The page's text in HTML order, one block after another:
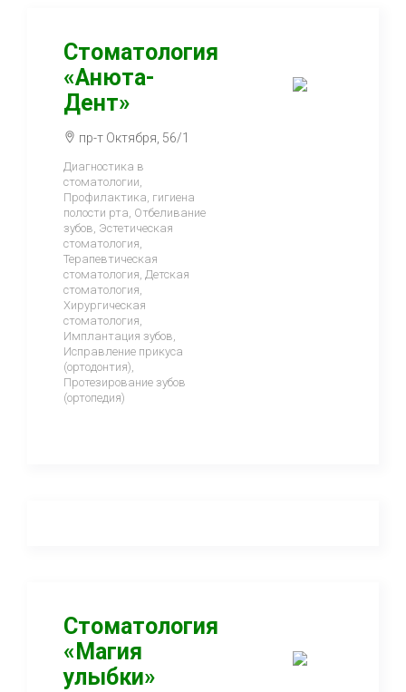
Стоматология
«Анюта-
Дент»
пр-т Октября, 56/1
Диагностика в
стоматологии,
Профилактика, гигиена
полости рта, Отбеливание
зубов, Эстетическая
стоматология,
Терапевтическая
стоматология, Детская
стоматология,
Хирургическая
стоматология,
Имплантация зубов,
Исправление прикуса
(ортодонтия),
Протезирование зубов
(ортопедия)
Стоматология
«Магия
улыбки»